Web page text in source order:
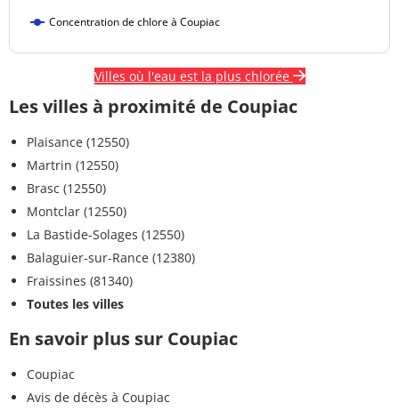
Concentration de chlore à Coupiac
Villes où l'eau est la plus chlorée
Les villes à proximité de Coupiac
Plaisance (12550)
Martrin (12550)
Brasc (12550)
Montclar (12550)
La Bastide-Solages (12550)
Balaguier-sur-Rance (12380)
Fraissines (81340)
Toutes les villes
En savoir plus sur Coupiac
Coupiac
Avis de décès à Coupiac